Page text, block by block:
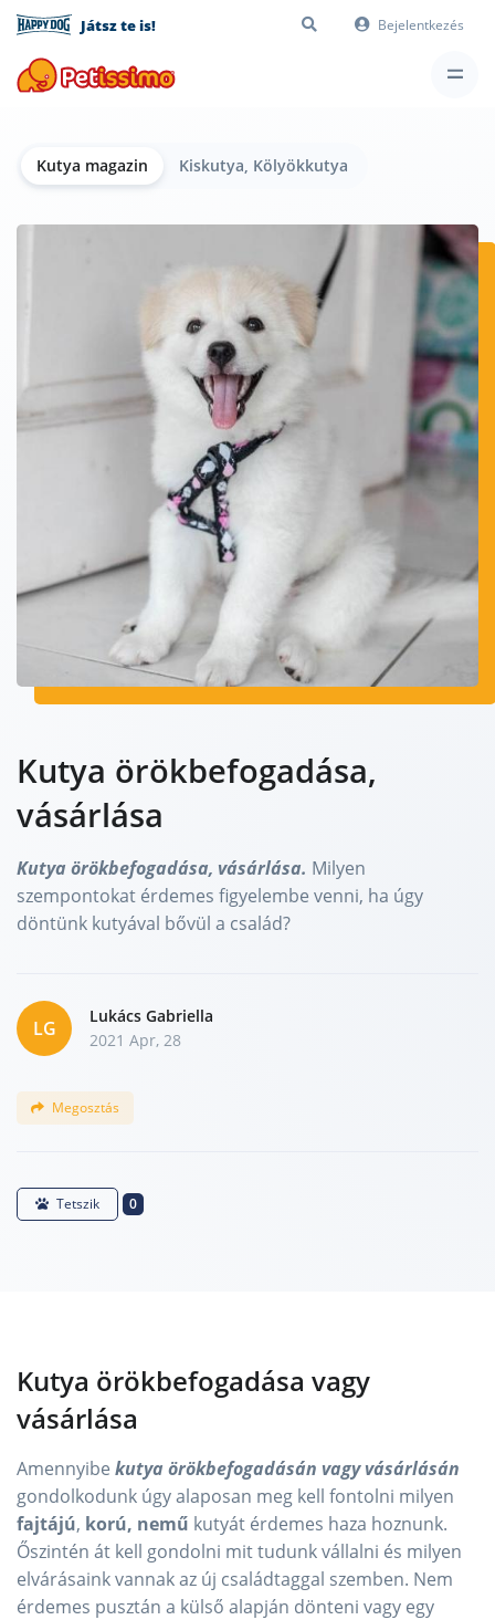
Játsz te is! Bejelentkezés
Kutya magazin Kiskutya, Kölyökkutya
Kutya örökbefogadása,
vásárlása
Kutya örökbefogadása, vásárlása. Milyen
szempontokat érdemes figyelembe venni, ha úgy
döntünk kutyával bővül a család?
LG
Lukács Gabriella
2021 Apr, 28
Megosztás
Tetszik 0
Kutya örökbefogadása vagy
vásárlása
Amennyibe kutya örökbefogadásán vagy vásárlásán
gondolkodunk úgy alaposan meg kell fontolni milyen
fajtájú, korú, nemű kutyát érdemes haza hoznunk.
Őszintén át kell gondolni mit tudunk vállalni és milyen
elvárásaink vannak az új családtaggal szemben. Nem
érdemes pusztán a külső alapján dönteni vagy egy